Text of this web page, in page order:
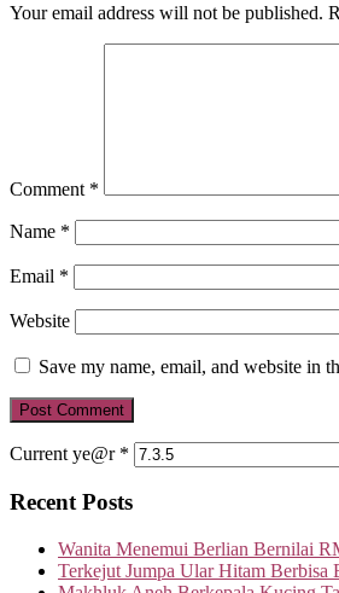
Your email address will not be published.
Comment *
Name *
Email *
Website
Save my name, email, and website in
Current ye@r *
Recent Posts
Wanita Menemui Berlian Bernilai
Terkejut Jumpa Ular Hitam